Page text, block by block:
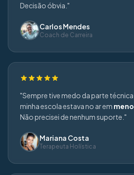
Decisão óbvia."
Carlos Mendes
Coach de Carreira
"Sempre tive medo da parte
minha escola estava no ar em
Não precisei de nenhum suporte."
Mariana Costa
Terapeuta Holística